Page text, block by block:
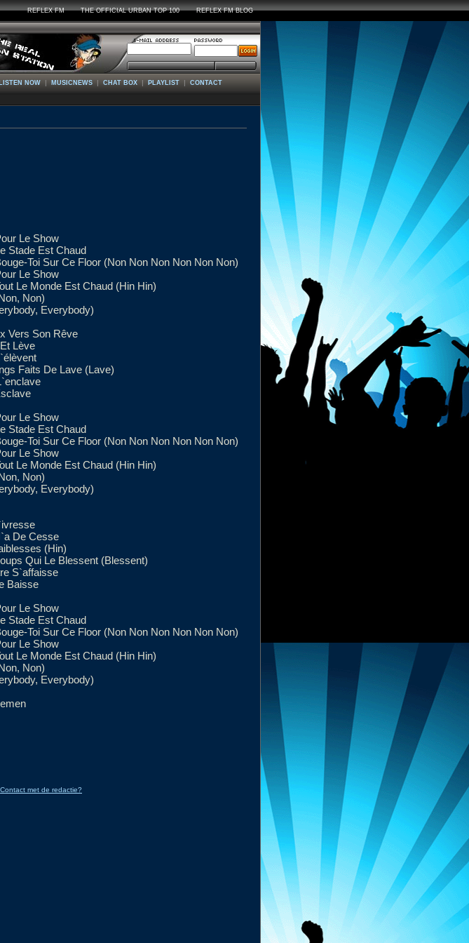
REFLEX FM THE OFFICIAL URBAN TOP 100 REFLEX FM BLOG
LISTEN NOW | MUSICNEWS | CHAT BOX | PLAYLIST | CONTACT
Le Show
Stade Est Chaud
Toi Sur Ce Floor (Non Non Non Non Non Non)
Le Show
Le Monde Est Chaud (Hin Hin)
Non)
Everybody)
Vers Son Rêve
Lève
Faits De Lave (Lave)
Le Show
Stade Est Chaud
Toi Sur Ce Floor (Non Non Non Non Non Non)
Le Show
Le Monde Est Chaud (Hin Hin)
Non)
Everybody)
De Cesse
(Hin)
Qui Le Blessent (Blessent)
S`affaisse
Baisse
Le Show
Stade Est Chaud
Toi Sur Ce Floor (Non Non Non Non Non Non)
Le Show
Le Monde Est Chaud (Hin Hin)
Non)
Everybody)
Contact met de redactie?